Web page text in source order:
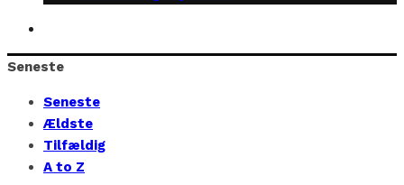
Seneste
Seneste
Ældste
Tilfældig
A to Z